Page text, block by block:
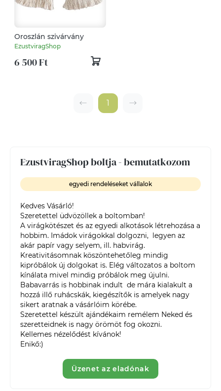
EzustviragShop boltja - bemutatkozom
egyedi rendeléseket vállalok
Kedves Vásárló!
Szeretettel üdvözöllek a boltomban!
A virágkötészet és az egyedi alkotások létrehozása a
hobbim. Imádok virágokkal dolgozni,  legyen az
akár papír vagy selyem, ill. habvirág.
Kreativitásomnak köszöntehetőleg mindig
kipróbálok új dolgokat is. Elég változatos a boltom
kínálata mivel mindig próbálok meg újulni.
Babavarrás is hobbinak indult  de mára kialakult a
hozzá illő ruhácskák, kiegészítők is amelyek nagy
sikert aratnak a vásárlóim körébe.
Szeretettel készült ajándékaim remélem Neked és
szeretteidnek is nagy örömöt fog okozni.
Kellemes nézelődést kívánok!
Enikő:)
Üzenet az eladónak
Oroszlán szivárvány
EzustviragShop
6 500 Ft
1